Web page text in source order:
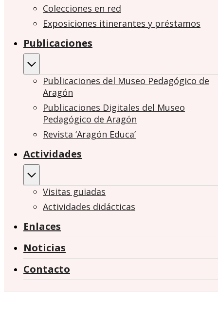
Colecciones en red
Exposiciones itinerantes y préstamos
Publicaciones
Publicaciones del Museo Pedagógico de
Aragón
Publicaciones Digitales del Museo
Pedagógico de Aragón
Revista ‘Aragón Educa’
Actividades
Visitas guiadas
Actividades didácticas
Enlaces
Noticias
Contacto